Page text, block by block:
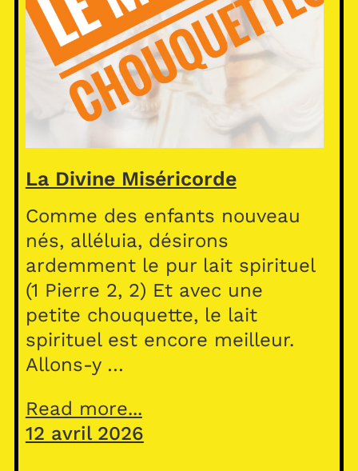
La Divine Miséricorde
Comme des enfants nouveau
nés, alléluia, désirons
ardemment le pur lait spirituel
(1 Pierre 2, 2) Et avec une
petite chouquette, le lait
spirituel est encore meilleur.
Allons-y …
Read more...
12 avril 2026